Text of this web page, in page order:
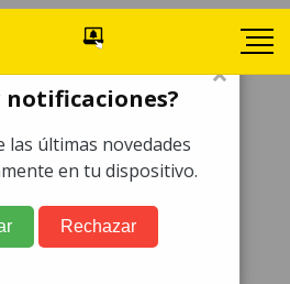
bienes
en
×
notificaciones?
las últimas novedades
en tu dispositivo.
Rechazar